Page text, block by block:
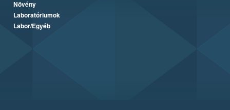
Növény
Laboratóriumok
Labor/Egyéb